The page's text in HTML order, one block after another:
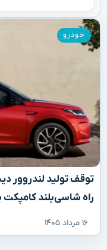
راه شاسی‌بلند کامپکت
۱۶ مرداد ۱۴۰۵
خودرو